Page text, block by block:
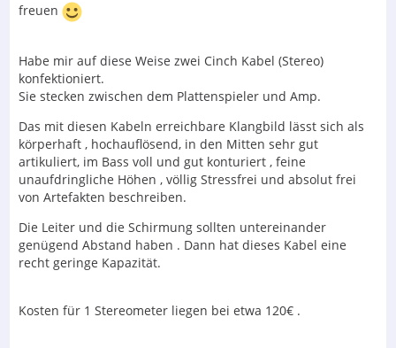
freuen
Habe mir auf diese Weise zwei Cinch Kabel (Stereo)
konfektioniert.
Sie stecken zwischen dem Plattenspieler und Amp.
Das mit diesen Kabeln erreichbare Klangbild lässt sich als
körperhaft , hochauflösend, in den Mitten sehr gut
artikuliert, im Bass voll und gut konturiert , feine
unaufdringliche Höhen , völlig Stressfrei und absolut frei
von Artefakten beschreiben.
Die Leiter und die Schirmung sollten untereinander
genügend Abstand haben . Dann hat dieses Kabel eine
recht geringe Kapazität.
Kosten für 1 Stereometer liegen bei etwa 120€ .